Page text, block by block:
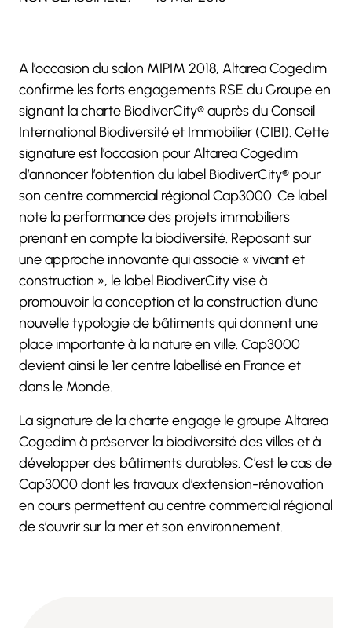
A l’occasion du salon MIPIM 2018, Altarea Cogedim
confirme les forts engagements RSE du Groupe en
signant la charte BiodiverCity® auprès du Conseil
International Biodiversité et Immobilier (CIBI). Cette
signature est l’occasion pour Altarea Cogedim
d’annoncer l’obtention du label BiodiverCity® pour
son centre commercial régional Cap3000. Ce label
note la performance des projets immobiliers
prenant en compte la biodiversité. Reposant sur
une approche innovante qui associe « vivant et
construction », le label BiodiverCity vise à
promouvoir la conception et la construction d’une
nouvelle typologie de bâtiments qui donnent une
place importante à la nature en ville. Cap3000
devient ainsi le 1er centre labellisé en France et
dans le Monde.
La signature de la charte engage le groupe Altarea
Cogedim à préserver la biodiversité des villes et à
développer des bâtiments durables. C’est le cas de
Cap3000 dont les travaux d’extension-rénovation
en cours permettent au centre commercial régional
de s’ouvrir sur la mer et son environnement.